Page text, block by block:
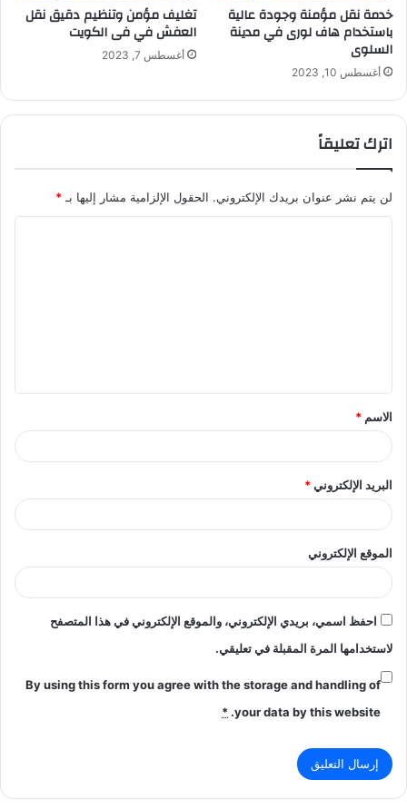
خدمة نقل مؤمنة وجودة عالية
باستخدام هاف لورى في مدينة
السلوى
أغسطس 10, 2023
تغليف مؤمن وتنظيم دقيق نقل
العفش في فى الكويت
أغسطس 7, 2023
اترك تعليقاً
لن يتم نشر عنوان بريدك الإلكتروني. الحقول الإلزامية مشار إليها بـ*
ق
*
الاسم *
البريد الإلكتروني*
الموقع الإلكتروني
احفظ اسمي، بريدي الإلكتروني، والموقع الإلكتروني في هذا المتصفح
لاستخدامها المرة المقبلة في تعليقي.
By using this form you agree with the storage and handling of
your data by this website.
*